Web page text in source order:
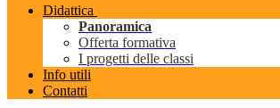
Didattica
Panoramica
Offerta formativa
I progetti delle classi
Info utili
Contatti